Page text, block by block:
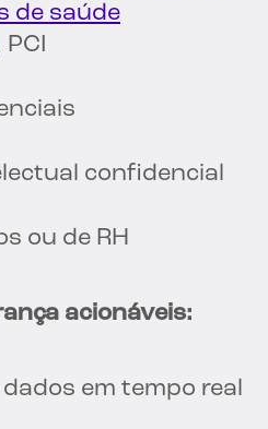
de saúde
PCI
confidencial
ou de RH
acionáveis:
em tempo real